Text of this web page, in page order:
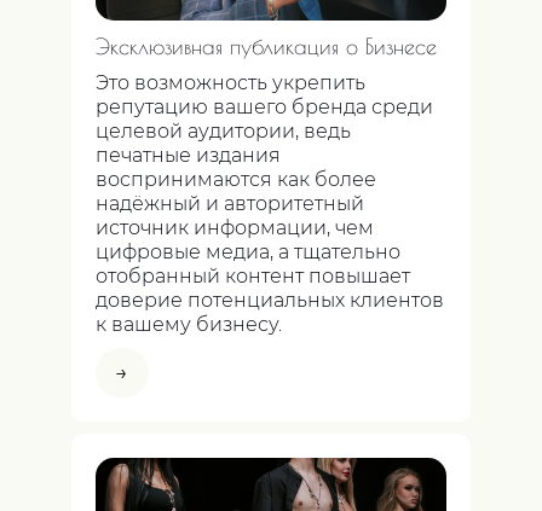
Эксклюзивная публикация о Бизнесе
Это возможность укрепить
репутацию вашего бренда среди
целевой аудитории, ведь
печатные издания
воспринимаются как более
надёжный и авторитетный
источник информации, чем
цифровые медиа, а тщательно
отобранный контент повышает
доверие потенциальных клиентов
к вашему бизнесу.
→